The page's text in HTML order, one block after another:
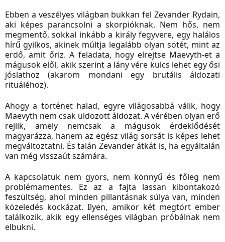
Ebben a veszélyes világban bukkan fel Zevander Rydain,
aki képes parancsolni a skorpióknak. Nem hős, nem
megmentő, sokkal inkább a király fegyvere, egy halálos
hírű gyilkos, akinek múltja legalább olyan sötét, mint az
erdő, amit őriz. A feladata, hogy elrejtse Maevyth-et a
mágusok elől, akik szerint a lány vére kulcs lehet egy ősi
jóslathoz (akarom mondani egy brutális áldozati
rituáléhoz).
Ahogy a történet halad, egyre világosabbá válik, hogy
Maevyth nem csak üldözött áldozat. A vérében olyan erő
rejlik, amely nemcsak a mágusok érdeklődését
magyarázza, hanem az egész világ sorsát is képes lehet
megváltoztatni. És talán Zevander átkát is, ha egyáltalán
van még visszaút számára.
A kapcsolatuk nem gyors, nem könnyű és főleg nem
problémamentes. Ez az a fajta lassan kibontakozó
feszültség, ahol minden pillantásnak súlya van, minden
közeledés kockázat. Ilyen, amikor két megtört ember
találkozik, akik egy ellenséges világban próbálnak nem
elbukni.